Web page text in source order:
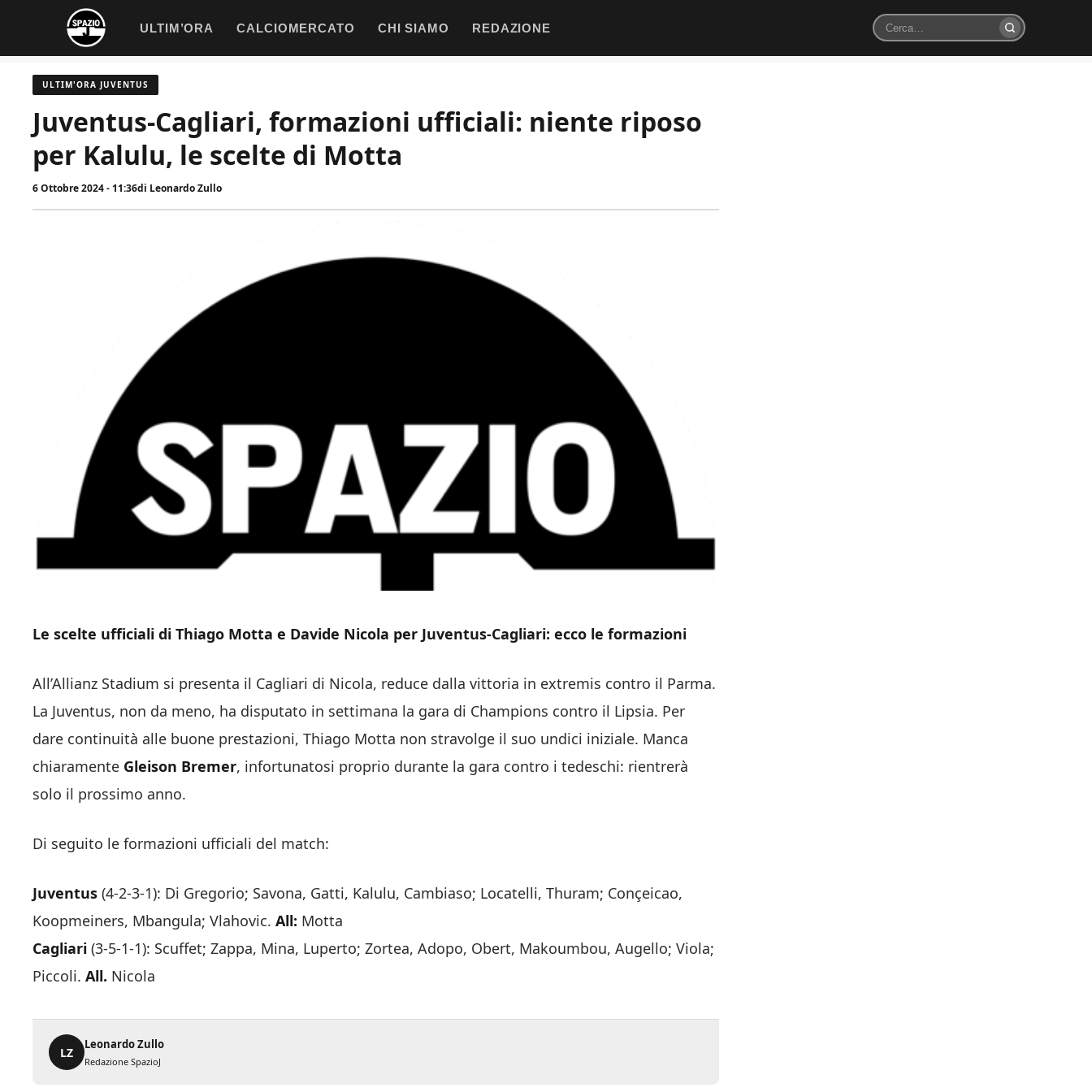
contenuto
ULTIM’ORA CALCIOMERCATO CHI SIAMO REDAZIONE
Cerca
ULTIM'ORA JUVENTUS
Juventus-Cagliari, formazioni ufficiali: niente riposo
per Kalulu, le scelte di Motta
6 Ottobre 2024 - 11:36di Leonardo Zullo
Le scelte ufficiali di Thiago Motta e Davide Nicola per Juventus-Cagliari: ecco le formazioni
All’Allianz Stadium si presenta il Cagliari di Nicola, reduce dalla vittoria in extremis contro il Parma.
La Juventus, non da meno, ha disputato in settimana la gara di Champions contro il Lipsia. Per
dare continuità alle buone prestazioni, Thiago Motta non stravolge il suo undici iniziale. Manca
chiaramente Gleison Bremer, infortunatosi proprio durante la gara contro i tedeschi: rientrerà
solo il prossimo anno.
Di seguito le formazioni ufficiali del match:
Juventus (4-2-3-1): Di Gregorio; Savona, Gatti, Kalulu, Cambiaso; Locatelli, Thuram; Conçeicao,
Koopmeiners, Mbangula; Vlahovic. All: Motta
Cagliari (3-5-1-1): Scuffet; Zappa, Mina, Luperto; Zortea, Adopo, Obert, Makoumbou, Augello; Viola;
Piccoli. All. Nicola
LZ
Leonardo Zullo
Redazione SpazioJ